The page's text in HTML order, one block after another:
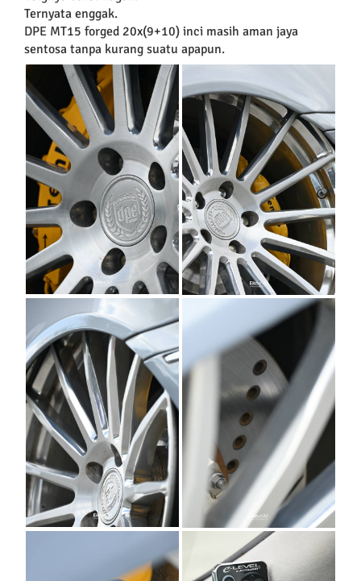
Ternyata enggak.
DPE MT15 forged 20x(9+10) inci masih aman jaya
sentosa tanpa kurang suatu apapun.